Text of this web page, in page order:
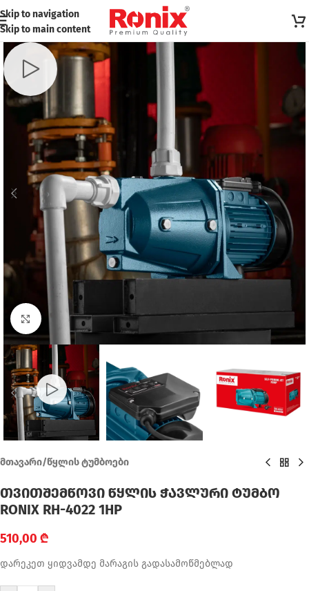
Skip to navigation
Skip to main content
Click to enlarge
მთავარი/წყლის ტუმბოები
თვითშემწოვი წყლის ჭავლური ტუმბო
RONIX RH-4022 1HP
510,00 ₾
დარეკეთ ყიდვამდე მარაგის გადასამოწმებლად